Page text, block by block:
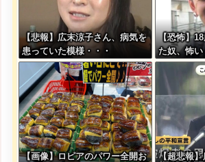
【悲報】広末涼子さん、病気を
患っていた模様・・・
【恐怖】
た奴、怖い
【画像】ロピアのパワー全開お
【超悲報